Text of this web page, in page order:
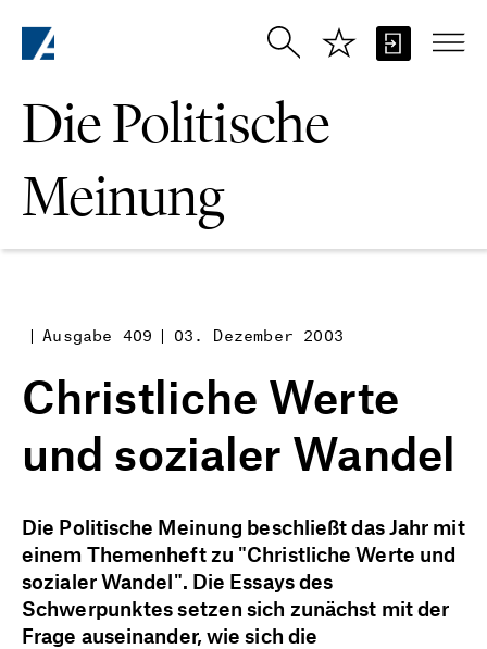
Die Politische
Meinung
03. Dezember 2003
Ausgabe 409
Christliche Werte
und sozialer Wandel
Die Politische Meinung beschließt das Jahr mit
einem Themenheft zu "Christliche Werte und
sozialer Wandel". Die Essays des
Schwerpunktes setzen sich zunächst mit der
Frage auseinander, wie sich die